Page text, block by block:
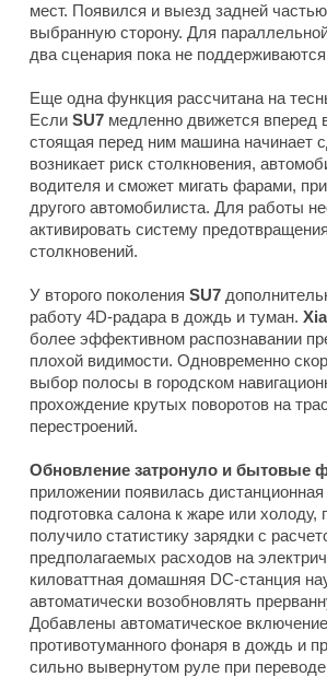
мест. Появился и выезд задней
выбранную сторону. Для
два сценария пока не
Еще одна функция рассчитана на
Если SU7 медленно движется вперед
стоящая перед ним машина начинает
возникает риск столкновения,
водителя и сможет мигать фарами,
другого автомобилиста. Для работы
активировать систему
столкновений.
У второго поколения SU7
работу 4D-радара в дождь и туман.
более эффективном распознавании
плохой видимости. Одновременно
выбор полосы в городском
прохождение крутых поворотов на
перестроений.
Обновление затронуло и бытовые
приложении появилась
подготовка салона к жаре или холоду,
получило статистику зарядки с
предполагаемых расходов на
киловаттная домашняя DC-станция
автоматически возобновлять
Добавлены автоматическое
противотуманного фонаря в дождь и
сильно вывернутом руле при